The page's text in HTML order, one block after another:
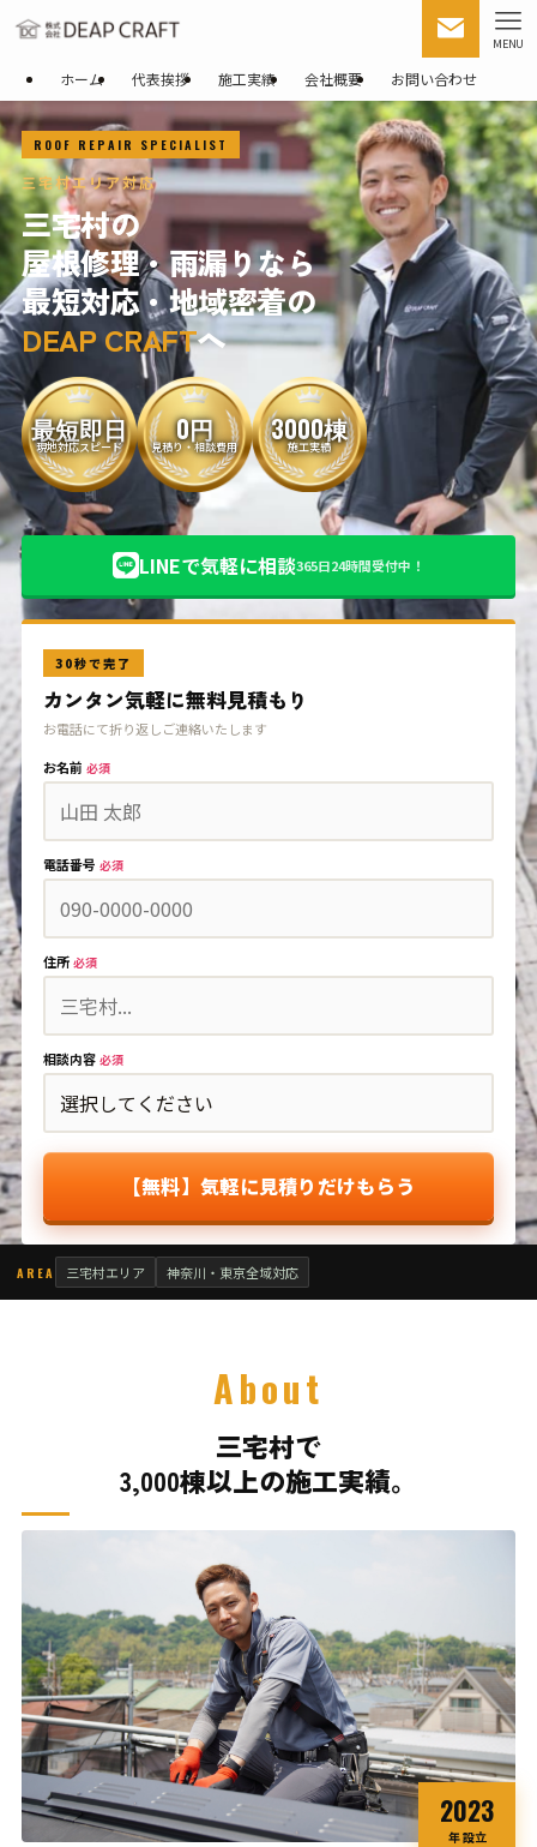
MENU
ホーム 代表挨拶 施工実績 会社概要 お問い合わせ
ROOF REPAIR SPECIALIST
三宅村エリア対応
三宅村の
屋根修理・雨漏りなら
最短対応・地域密着の
DEAP CRAFTへ
最短即日
現地対応スピード
0円
見積り・相談費用
3000棟
施工実績
LINEで気軽に相談365日24時間受付中！
30秒で完了
カンタン気軽に無料見積もり
お電話にて折り返しご連絡いたします
お名前 必須
電話番号 必須
住所 必須
相談内容 必須
【無料】気軽に見積りだけもらう
AREA 三宅村エリア 神奈川・東京全域対応
About
三宅村で
3,000棟以上の施工実績。
2023
年 設立